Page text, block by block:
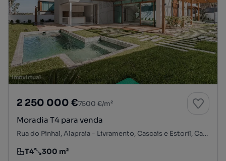
2 250 000 €7500 €/m²
Moradia T4 para venda
Rua do Pinhal, Alapraia - Livramento, Cascais e Estoril, Cascais, Lisboa
Tipologia
T4
Preço por metro quadrado
300 m²